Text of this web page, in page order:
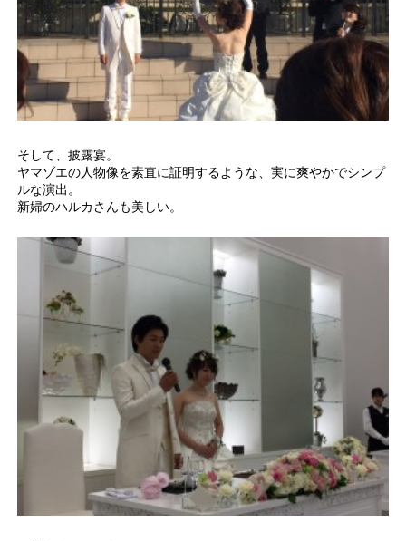
そして、披露宴。
ヤマゾエの人物像を素直に証明するような、実に爽やかでシンプ
ルな演出。
新婦のハルカさんも美しい。